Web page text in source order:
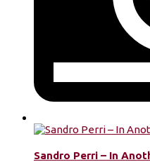
Sandro Perri – In